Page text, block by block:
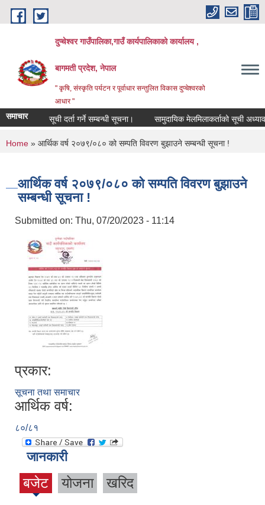
Skip to main content
दुप्चेश्वर गाउँपालिका,गाउँ कार्यपालिकाको कार्यालय ,
बागमती प्रदेश, नेपाल
" कृषि, संस्कृति पर्यटन र पूर्वाधार सन्तुलित विकास दुप्चेश्वरको
आधार "
समाचार सूची दर्ता गर्ने सम्बन्धी सूचना। सामुदायिक मेलमिलाकर्ताको सूची अध्यावधिक
You are here
Home » आर्थिक वर्ष २०७९/०८० को सम्पति विवरण बुझाउने सम्बन्धी सूचना !
आर्थिक वर्ष २०७९/०८० को सम्पति विवरण बुझाउने
सम्बन्धी सूचना !
Submitted on: Thu, 07/20/2023 - 11:14
प्रकार:
सूचना तथा समाचार
आर्थिक वर्ष:
८०/८१
जानकारी
बजेट योजना खरिद